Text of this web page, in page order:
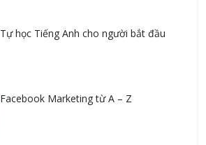
Tự học Tiếng Anh cho người bắt đầu
Facebook Marketing từ A – Z